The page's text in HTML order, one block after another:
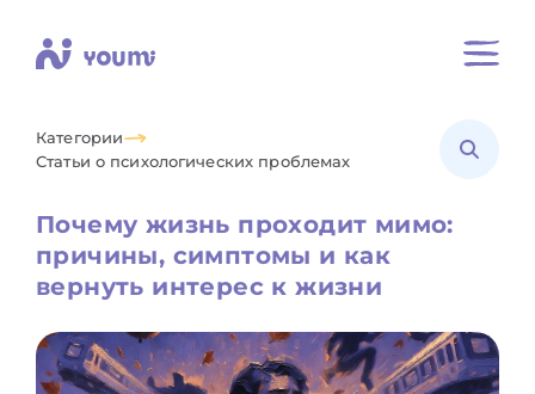
Категории
Статьи о психологических проблемах
Почему жизнь проходит мимо:
причины, симптомы и как
вернуть интерес к жизни